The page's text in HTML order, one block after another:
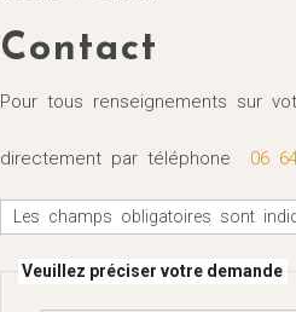
Le dommage
Contact
Pour tous renseignements sur
directement par téléphone 06
Les champs obligatoires sont
Veuillez préciser votre demande